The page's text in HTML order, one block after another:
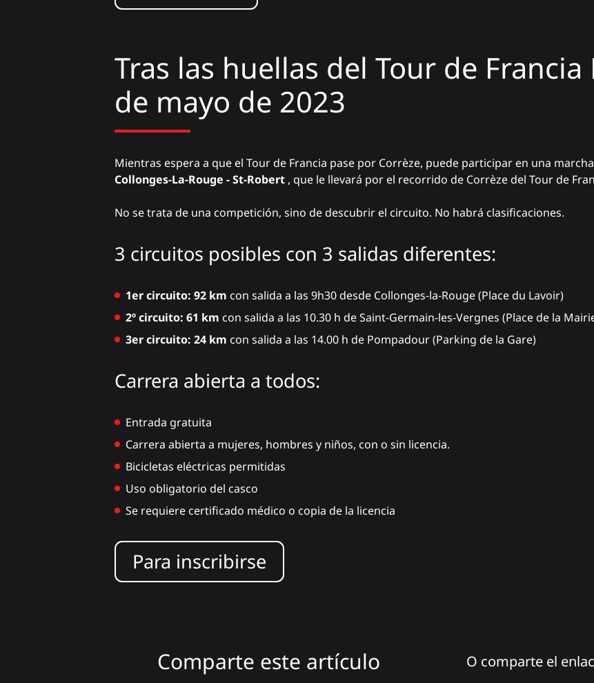
Tras las huellas del Tour de
de mayo de 2023
Mientras espera a que el Tour de Francia pase por Corrèze, puede participar en una
Collonges-La-Rouge - St-Robert , que le llevará por el recorrido de Corrèze del Tour de
No se trata de una competición, sino de descubrir el circuito. No habrá clasificaciones.
3 circuitos posibles con 3 salidas diferentes:
1er circuito: 92 km con salida a las 9h30 desde Collonges-la-Rouge (Place du Lavoir)
2º circuito: 61 km con salida a las 10.30 h de Saint-Germain-les-Vergnes (Place de la
3er circuito: 24 km con salida a las 14.00 h de Pompadour (Parking de la Gare)
Carrera abierta a todos:
Entrada gratuita
Carrera abierta a mujeres, hombres y niños, con o sin licencia.
Bicicletas eléctricas permitidas
Uso obligatorio del casco
Se requiere certificado médico o copia de la licencia
Para inscribirse
Comparte este artículo O comparte el